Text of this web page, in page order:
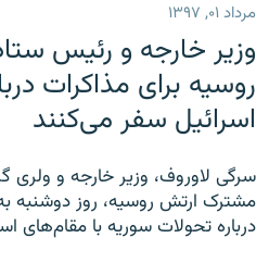
مرداد ۰۱, ۱۳۹۷
وزیر خارجه و رئیس‌
روسیه برای مذاکرات
اسرائیل سفر می‌کنند
سرگی لاوروف، وزیر خارجه و ولری
مشترک ارتش روسیه، روز دوشنبه
درباره تحولات سوریه با مقام‌های